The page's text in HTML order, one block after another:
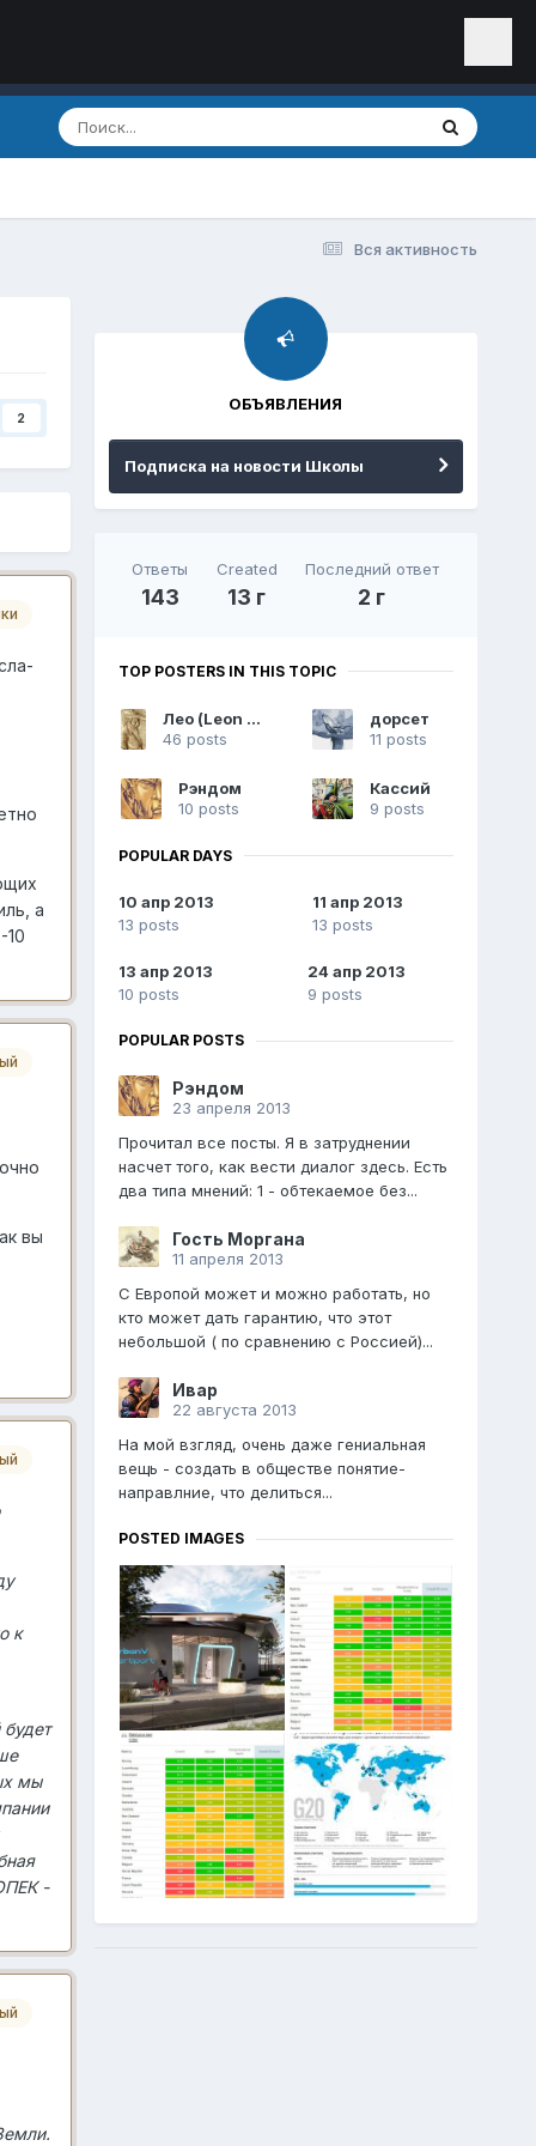
Вся активность
2
а
10
вы
к
мы
-
ОБЪЯВЛЕНИЯ
Подписка на новости Школы
Ответы
143
Created
13 г
Последний ответ
2 г
TOP POSTERS IN THIS TOPIC
Лео (Leon Altanero)
46 posts
дорсет
11 posts
Рэндом
10 posts
Кассий
9 posts
POPULAR DAYS
10 апр 2013
13 posts
11 апр 2013
13 posts
13 апр 2013
10 posts
24 апр 2013
9 posts
POPULAR POSTS
Рэндом
23 апреля 2013
Прочитал все посты. Я в затруднении
насчет того, как вести диалог здесь. Есть
два типа мнений: 1 - обтекаемое без...
Гость Моргана
11 апреля 2013
С Европой может и можно работать, но
кто может дать гарантию, что этот
небольшой ( по сравнению с Россией)...
Ивар
22 августа 2013
На мой взгляд, очень даже гениальная
вещь - создать в обществе понятие-
направлние, что делиться...
POSTED IMAGES